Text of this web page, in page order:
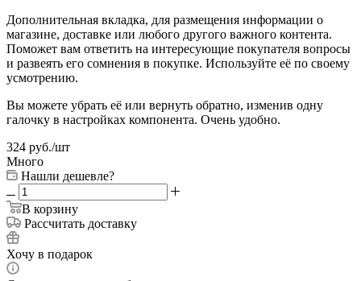
Дополнительная вкладка, для размещения информации о
магазине, доставке или любого другого важного контента.
Поможет вам ответить на интересующие покупателя вопросы
и развеять его сомнения в покупке. Используйте её по своему
усмотрению.
Вы можете убрать её или вернуть обратно, изменив одну
галочку в настройках компонента. Очень удобно.
324 руб./шт
Много
Нашли дешевле?
В корзину
Рассчитать доставку
Хочу в подарок